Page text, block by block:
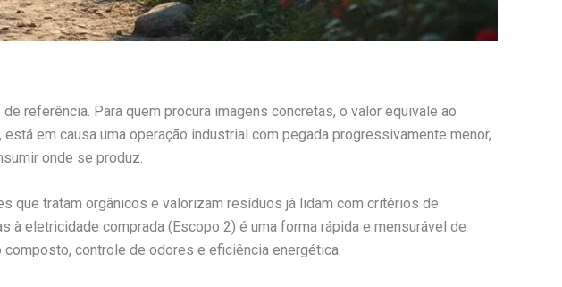
referência. Para quem procura imagens concretas, o valor equivale ao
em causa uma operação industrial com pegada progressivamente menor,
onde se produz.
que tratam orgânicos e valorizam resíduos já lidam com critérios de
eletricidade comprada (Escopo 2) é uma forma rápida e mensurável de
controle de odores e eficiência energética.